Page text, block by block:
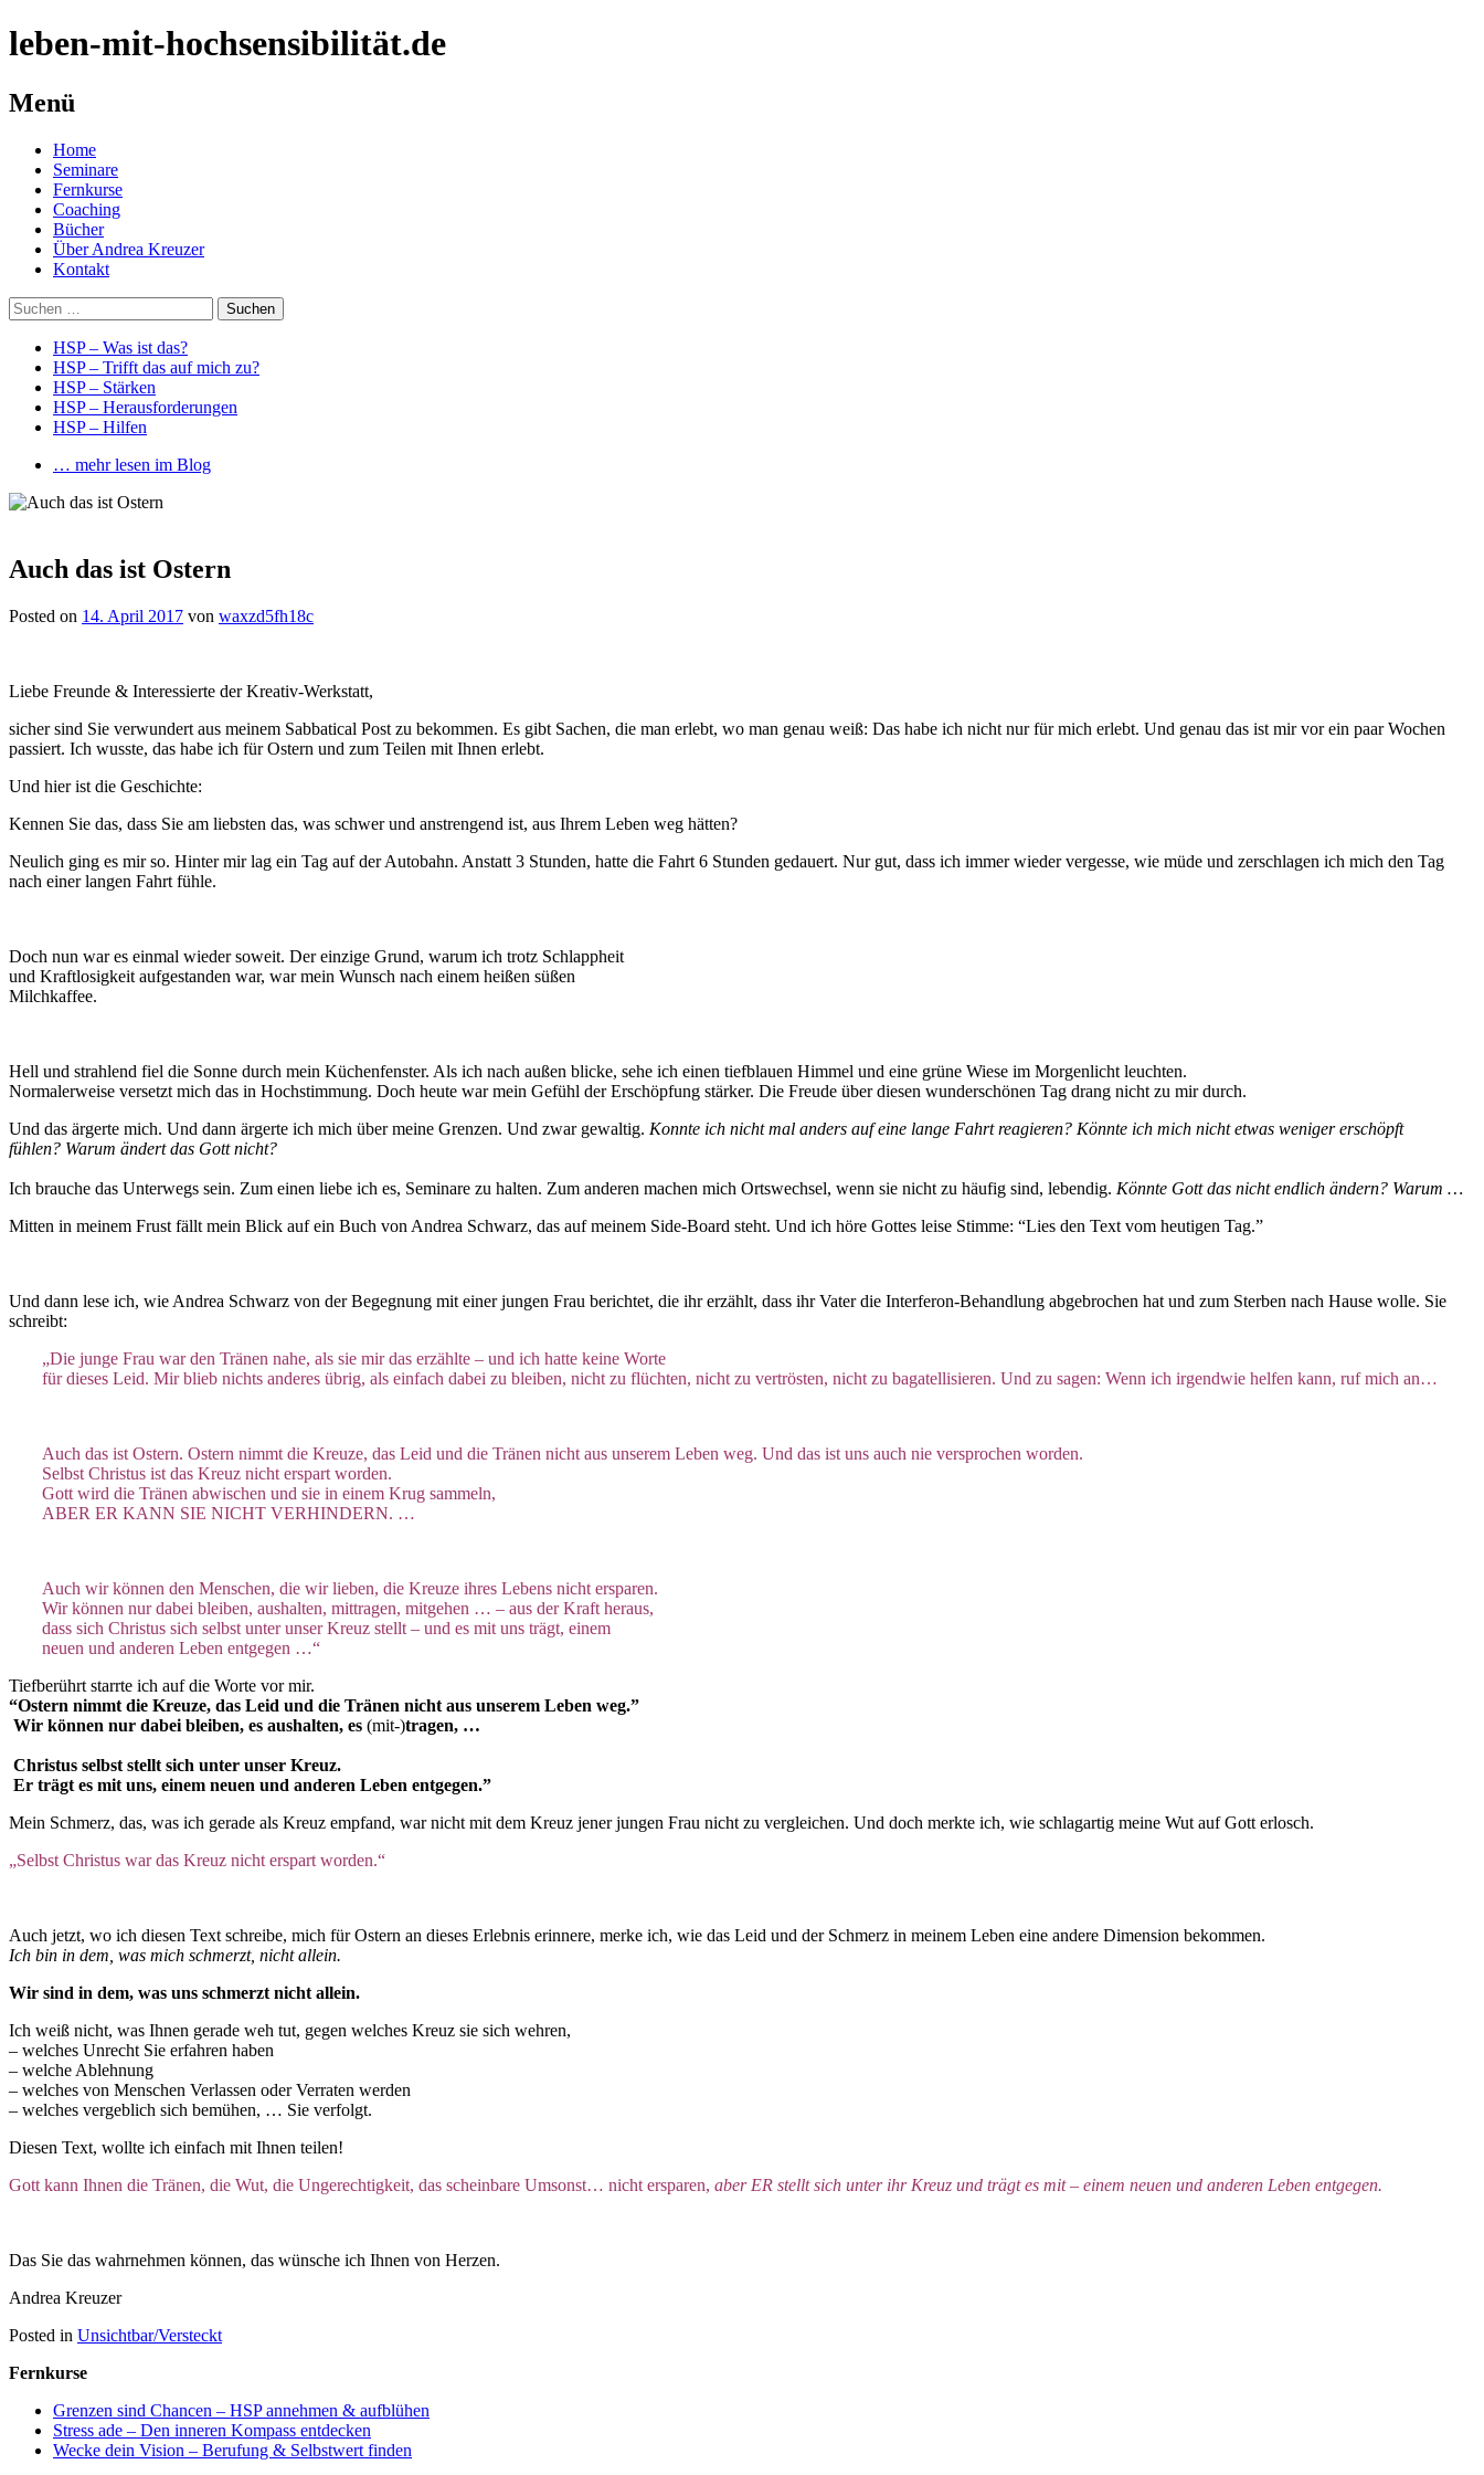
leben-mit-hochsensibilität.de
Menü
Springe
zum
Inhalt
Home
Seminare
Fernkurse
Coaching
Bücher
Über Andrea Kreuzer
Kontakt
Suchen
nach:
HSP – Was ist das?
HSP – Trifft das auf mich zu?
HSP – Stärken
HSP – Herausforderungen
HSP – Hilfen
… mehr lesen im Blog
Auch das ist Ostern
Posted on 14. April 2017 von waxzd5fh18c
Liebe Freunde & Interessierte der Kreativ-Werkstatt,
sicher sind Sie verwundert aus meinem Sabbatical Post zu bekommen. Es gibt Sachen, die man erlebt, wo man genau weiß: Das habe ich nicht nur für mich erlebt. Und genau das ist mir vor ein paar Wochen
passiert. Ich wusste, das habe ich für Ostern und zum Teilen mit Ihnen erlebt.
Und hier ist die Geschichte:
Kennen Sie das, dass Sie am liebsten das, was schwer und anstrengend ist, aus Ihrem Leben weg hätten?
Neulich ging es mir so. Hinter mir lag ein Tag auf der Autobahn. Anstatt 3 Stunden, hatte die Fahrt 6 Stunden gedauert. Nur gut, dass ich immer wieder vergesse, wie müde und zerschlagen ich mich den Tag
nach einer langen Fahrt fühle.
Doch nun war es einmal wieder soweit. Der einzige Grund, warum ich trotz Schlappheit
und Kraftlosigkeit aufgestanden war, war mein Wunsch nach einem heißen süßen
Milchkaffee.
Hell und strahlend fiel die Sonne durch mein Küchenfenster. Als ich nach außen blicke, sehe ich einen tiefblauen Himmel und eine grüne Wiese im Morgenlicht leuchten.
Normalerweise versetzt mich das in Hochstimmung. Doch heute war mein Gefühl der Erschöpfung stärker. Die Freude über diesen wunderschönen Tag drang nicht zu mir durch.
Und das ärgerte mich. Und dann ärgerte ich mich über meine Grenzen. Und zwar gewaltig. Konnte ich nicht mal anders auf eine lange Fahrt reagieren? Könnte ich mich nicht etwas weniger erschöpft
fühlen? Warum ändert das Gott nicht?
Ich brauche das Unterwegs sein. Zum einen liebe ich es, Seminare zu halten. Zum anderen machen mich Ortswechsel, wenn sie nicht zu häufig sind, lebendig. Könnte Gott das nicht endlich ändern? Warum …
Mitten in meinem Frust fällt mein Blick auf ein Buch von Andrea Schwarz, das auf meinem Side-Board steht. Und ich höre Gottes leise Stimme: “Lies den Text vom heutigen Tag.”
Und dann lese ich, wie Andrea Schwarz von der Begegnung mit einer jungen Frau berichtet, die ihr erzählt, dass ihr Vater die Interferon-Behandlung abgebrochen hat und zum Sterben nach Hause wolle. Sie
schreibt:
„Die junge Frau war den Tränen nahe, als sie mir das erzählte – und ich hatte keine Worte
für dieses Leid. Mir blieb nichts anderes übrig, als einfach dabei zu bleiben, nicht zu flüchten, nicht zu vertrösten, nicht zu bagatellisieren. Und zu sagen: Wenn ich irgendwie helfen kann, ruf mich an…
Auch das ist Ostern. Ostern nimmt die Kreuze, das Leid und die Tränen nicht aus unserem Leben weg. Und das ist uns auch nie versprochen worden.
Selbst Christus ist das Kreuz nicht erspart worden.
Gott wird die Tränen abwischen und sie in einem Krug sammeln,
ABER ER KANN SIE NICHT VERHINDERN. …
Auch wir können den Menschen, die wir lieben, die Kreuze ihres Lebens nicht ersparen.
Wir können nur dabei bleiben, aushalten, mittragen, mitgehen … – aus der Kraft heraus,
dass sich Christus sich selbst unter unser Kreuz stellt – und es mit uns trägt, einem
neuen und anderen Leben entgegen …“
Tiefberührt starrte ich auf die Worte vor mir.
“Ostern nimmt die Kreuze, das Leid und die Tränen nicht aus unserem Leben weg.”
Wir können nur dabei bleiben, es aushalten, es (mit-)tragen, …
Christus selbst stellt sich unter unser Kreuz.
Er trägt es mit uns, einem neuen und anderen Leben entgegen.”
Mein Schmerz, das, was ich gerade als Kreuz empfand, war nicht mit dem Kreuz jener jungen Frau nicht zu vergleichen. Und doch merkte ich, wie schlagartig meine Wut auf Gott erlosch.
„Selbst Christus war das Kreuz nicht erspart worden.“
Auch jetzt, wo ich diesen Text schreibe, mich für Ostern an dieses Erlebnis erinnere, merke ich, wie das Leid und der Schmerz in meinem Leben eine andere Dimension bekommen.
Ich bin in dem, was mich schmerzt, nicht allein.
Wir sind in dem, was uns schmerzt nicht allein.
Ich weiß nicht, was Ihnen gerade weh tut, gegen welches Kreuz sie sich wehren,
– welches Unrecht Sie erfahren haben
– welche Ablehnung
– welches von Menschen Verlassen oder Verraten werden
– welches vergeblich sich bemühen, … Sie verfolgt.
Diesen Text, wollte ich einfach mit Ihnen teilen!
Gott kann Ihnen die Tränen, die Wut, die Ungerechtigkeit, das scheinbare Umsonst… nicht ersparen, aber ER stellt sich unter ihr Kreuz und trägt es mit – einem neuen und anderen Leben entgegen.
Das Sie das wahrnehmen können, das wünsche ich Ihnen von Herzen.
Andrea Kreuzer
Posted in Unsichtbar/Versteckt
Fernkurse
Grenzen sind Chancen – HSP annehmen & aufblühen
Stress ade – Den inneren Kompass entdecken
Wecke dein Vision – Berufung & Selbstwert finden